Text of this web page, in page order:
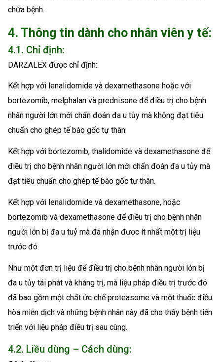
chữa bệnh.
4. Thông tin dành cho nhân viên y tế:
4.1. Chỉ định:
DARZALEX được chỉ định:
Kết hợp với lenalidomide và dexamethasone hoặc với
bortezomib, melphalan và prednisone để điều trị cho bệnh
nhân người lớn mới chẩn đoán đa u tủy mà không đạt tiêu
chuẩn cho ghép tế bào gốc tự thân.
Kết hợp với bortezomib, thalidomide và dexamethasone để
điều trị cho bệnh nhân người lớn mới chẩn đoán đa u tủy mà
đạt tiêu chuẩn cho ghép tế bào gốc tự thân.
Kết hợp với lenalidomide và dexamethasone, hoặc
bortezomib và dexamethasone để điều trị cho bệnh nhân
người lớn bị đa u tuỷ mà đã nhận được ít nhất một trị liệu
trước đó.
Như một đơn trị liệu để điều trị cho bệnh nhân người lớn bị
đa u tủy tái phát và kháng trị, mà liệu pháp điều trị trước đó
đã bao gồm một chất ức chế proteasome và một thuốc điều
hòa miễn dịch và những bệnh nhân này đã cho thấy bệnh tiến
triển với liệu pháp điều trị sau cùng.
4.2. Liều dùng – Cách dùng: